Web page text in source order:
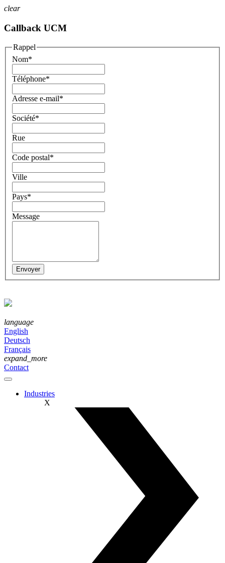
clear
Callback UCM
Rappel
Nom*
Téléphone*
Adresse e-mail*
Société*
Rue
Code postal*
Ville
Pays*
Message
language
English
Deutsch
Français
expand_more
Contact
Industries
X